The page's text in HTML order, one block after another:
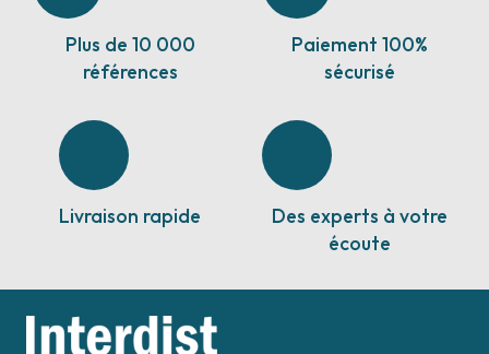
Plus de 10 000
références
Paiement 100%
sécurisé
Livraison rapide
Des experts à votre
écoute